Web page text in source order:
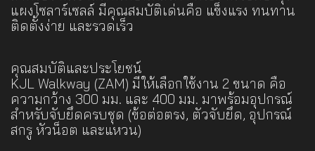
แผงโซลาร์เซลล์ มีคุณสมบัติเด่นคือ แข็งแรง ทนทาน
ติดตั้งง่าย และรวดเร็ว
คุณสมบัติและประโยชน์
KJL Walkway (ZAM) มีให้เลือกใช้งาน 2 ขนาด คือ
ความกว้าง 300 มม. และ 400 มม. มาพร้อมอุปกรณ์
สำหรับจับยึดครบชุด (ข้อต่อตรง, ตัวจับยึด, อุปกรณ์
สกรู หัวน็อต และแหวน)